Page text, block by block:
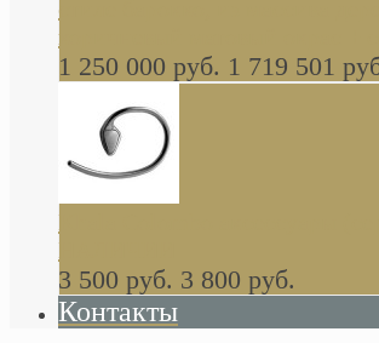
стиле барокко, из массива
коричневый матовый окрас +
1 250 000 руб. 1 719 501
Khala Colombo аксессуары
НАЛИЧИИ
3 500 руб. 3 800 руб.
Контакты